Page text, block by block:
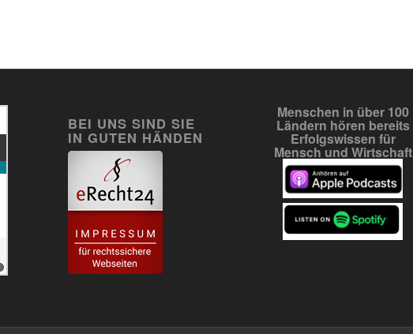
BEI UNS SIND SIE
IN GUTEN HÄNDEN
Menschen in über 100
Ländern hören bereits
Erfolgswissen für
Mensch und Wirtschaft